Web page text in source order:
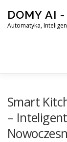
content
DOMY AI
Automatyka,
SMART DOM
Smart
–